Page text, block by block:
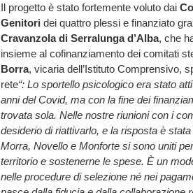
Il progetto è stato fortemente voluto dai
Genitori dei quattro plessi e finanziato
Cravanzola di Serralunga d’Alba, che
insieme al cofinanziamento dei comitati
Borra, vicaria dell’Istituto Comprensivo,
rete“: Lo sportello psicologico era stato
anni del Covid, ma con la fine dei
trovata sola. Nelle nostre riunioni con i
desiderio di riattivarlo, e la risposta è
Morra, Novello e Monforte si sono uniti
territorio e sostenerne le spese. È un
nelle procedure di selezione né nei